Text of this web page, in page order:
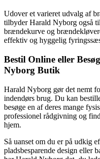
Udover et varieret udvalg af
tilbyder Harald Nyborg også
brændekurve og
effektiv og hyggelig
Bestil Online eller
Nyborg Butik
Harald Nyborg gør det nemt
indendørs brug. Du kan
besøge en af deres mange
professionel rådgivning og
hjem.
Så uanset om du er på udkig
pladsbesparende design eller